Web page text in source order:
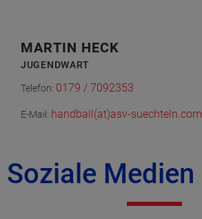
MARTIN HECK
JUGENDWART
Telefon: 0179 / 7092353
E-Mail: handball(at)asv-suechteln.com
Soziale Medien